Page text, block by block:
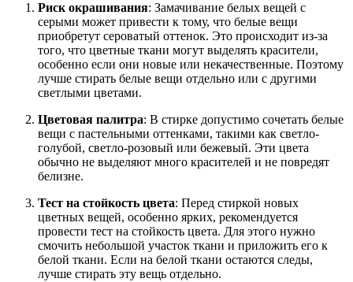
Риск окрашивания: Замачивание белых вещей с
серыми может привести к тому, что белые вещи
приобретут сероватый оттенок. Это происходит из-за
того, что цветные ткани могут выделять красители,
особенно если они новые или некачественные. Поэтому
лучше стирать белые вещи отдельно или с другими
светлыми цветами.
Цветовая палитра: В стирке допустимо сочетать белые
вещи с пастельными оттенками, такими как светло-
голубой, светло-розовый или бежевый. Эти цвета
обычно не выделяют много красителей и не повредят
белизне.
Тест на стойкость цвета: Перед стиркой новых
цветных вещей, особенно ярких, рекомендуется
провести тест на стойкость цвета. Для этого нужно
смочить небольшой участок ткани и приложить его к
белой ткани. Если на белой ткани остаются следы,
лучше стирать эту вещь отдельно.